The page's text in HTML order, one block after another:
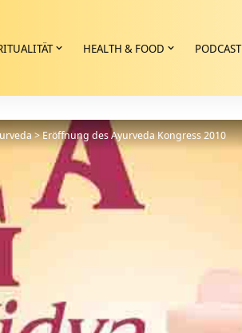
HEALTH & FOOD PODCAST
>Eröffnung des Ayurveda Kongress 2010